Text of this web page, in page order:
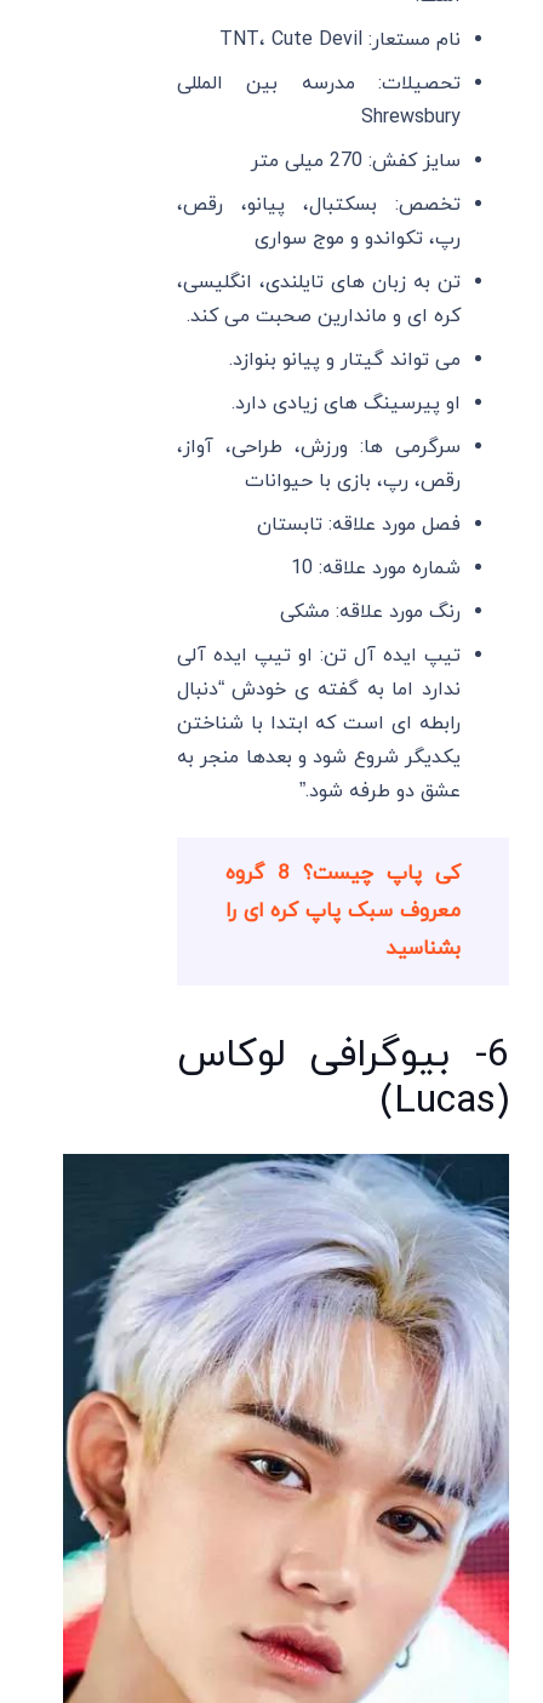
نام مستعار: TNT، Cute Devil
تحصیلات: مدرسه بین المللی
Shrewsbury
سایز کفش: 270 میلی متر
تخصص: بسکتبال، پیانو، رقص،
رپ، تکواندو و موج سواری
تن به زبان های تایلندی، انگلیسی،
کره ای و ماندارین صحبت می کند.
می تواند گیتار و پیانو بنوازد.
او پیرسینگ های زیادی دارد.
سرگرمی ها: ورزش، طراحی، آواز،
رقص، رپ، بازی با حیوانات
فصل مورد علاقه: تابستان
شماره مورد علاقه: 10
رنگ مورد علاقه: مشکی
تیپ ایده آل تن: او تیپ ایده آلی
ندارد اما به گفته ی خودش “دنبال
رابطه ای است که ابتدا با شناختن
یکدیگر شروع شود و بعدها منجر به
عشق دو طرفه شود.”
کی پاپ چیست؟ 8 گروه
معروف سبک پاپ کره ای را
بشناسید
6- بیوگرافی لوکاس
(Lucas)